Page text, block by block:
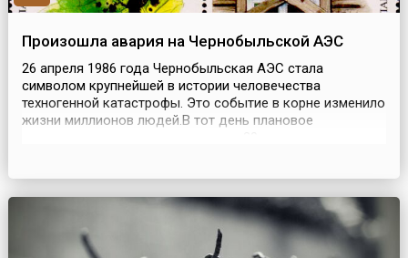
Произошла авария на Чернобыльской АЭС
26 апреля 1986 года Чернобыльская АЭС стала
символом крупнейшей в истории человечества
техногенной катастрофы. Это событие в корне изменило
жизни миллионов людей.В тот день плановое
произошел мощный хим...